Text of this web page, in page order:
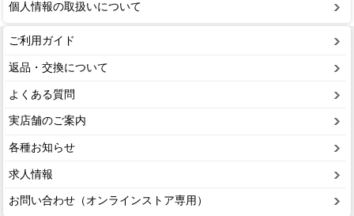
個人情報の取扱いについて
ご利用ガイド
返品・交換について
よくある質問
実店舗のご案内
各種お知らせ
求人情報
お問い合わせ（オンラインストア専用）